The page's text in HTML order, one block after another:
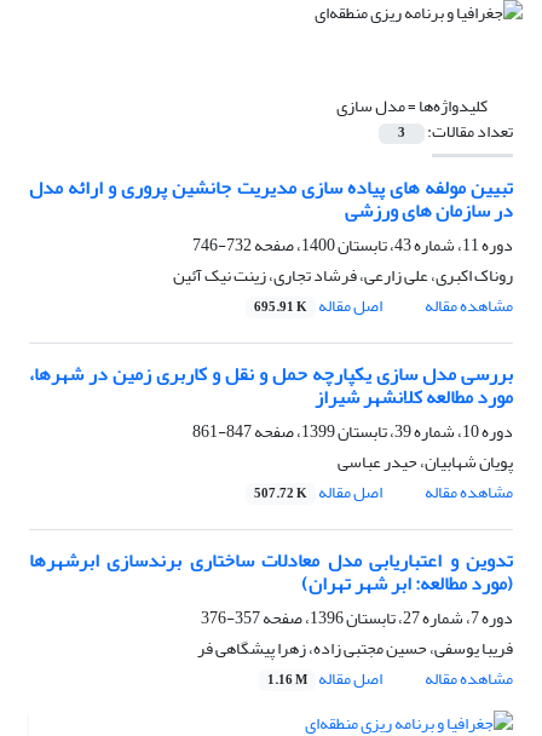
کلیدواژه‌ها =مدل سازی
تعداد مقالات: 3
تبیین مولفه های پیاده سازی مدیریت جانشین پروری و ارائه مدل
در سازمان های ورزشی
دوره 11، شماره 43، تابستان 1400، صفحه
732-746
روناک اکبری، علی زارعی، فرشاد تجاری، زینت نیک آئین
مشاهده مقاله
اصل مقاله 695.91 K
بررسی مدل سازی یکپارچه حمل و نقل و کاربری زمین در شهرها،
مورد مطالعه کلانشهر شیراز
دوره 10، شماره 39، تابستان 1399، صفحه
847-861
پویان شهابیان، حیدر عباسی
مشاهده مقاله
اصل مقاله 507.72 K
تدوین و اعتباریابی مدل معادلات ساختاری برندسازی ابرشهرها
(مورد مطالعه: ابر شهر تهران)
دوره 7، شماره 27، تابستان 1396، صفحه
357-376
فریبا یوسفی، حسین مجتبی زاده، زهرا پیشگاهی فر
مشاهده مقاله
اصل مقاله 1.16 M